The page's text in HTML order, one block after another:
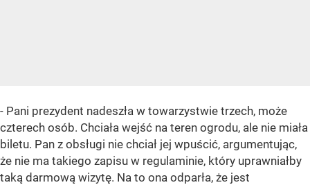
- Pani prezydent nadeszła w towarzystwie trzech, może
czterech osób. Chciała wejść na teren ogrodu, ale nie miała
biletu. Pan z obsługi nie chciał jej wpuścić, argumentując,
że nie ma takiego zapisu w regulaminie, który uprawniałby
taką darmową wizytę. Na to ona odparła, że jest